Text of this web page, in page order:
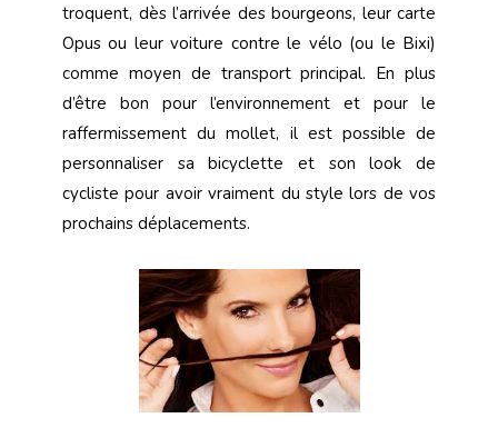
troquent, dès l’arrivée des bourgeons, leur carte
Opus ou leur voiture contre le vélo (ou le Bixi)
comme moyen de transport principal. En plus
d’être bon pour l’environnement et pour le
raffermissement du mollet, il est possible de
personnaliser sa bicyclette et son look de
cycliste pour avoir vraiment du style lors de vos
prochains déplacements.